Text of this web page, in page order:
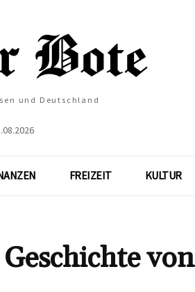
und Deutschland
FREIZEIT KULTUR
von